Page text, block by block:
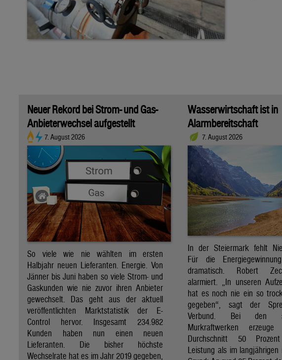
Neuer Rekord bei Strom- und Gas-
Anbieterwechsel aufgestellt
7. August 2026
So viele wie nie wählten im ersten
Halbjahr neuen Lieferanten. Energie. Von
Jänner bis Juni haben so viele Strom- und
Gaskunden wie nie zuvor ihren Anbieter
gewechselt. Das geht aus der aktuell
veröffentlichten Marktstatistik der E-
Control hervor. Insgesamt 234.982
Kunden haben nun einen neuen
Lieferanten. Die bisher höchste
Wechselrate hat es im Jahr 2019 gegeben,
Wasserwirtschaft ist in
Alarmbereitschaft
7. August 2026
In der Steiermark fehlt
Für die
dramatisch. Robert
alarmiert. „In unseren
hat es noch nie ein so
gegeben“, sagt der
Verbund. Bei den
Murkraftwerken
Durchschnitt 50
Leistung als im